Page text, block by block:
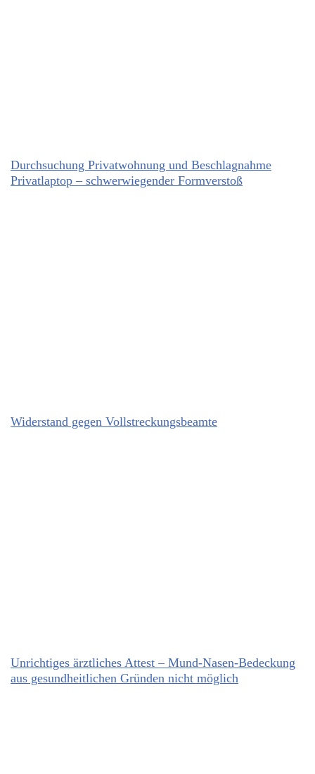
Durchsuchung Privatwohnung und Beschlagnahme
Privatlaptop – schwerwiegender Formverstoß
Widerstand gegen Vollstreckungsbeamte
Unrichtiges ärztliches Attest – Mund-Nasen-Bedeckung
aus gesundheitlichen Gründen nicht möglich